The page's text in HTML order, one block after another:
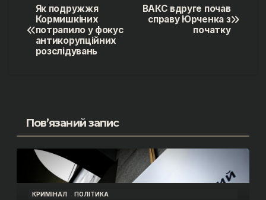
Навігація
записів
ВАКС вдруге почав
справу Юрченка з
початку
Як подружжя
Кормишкіних
потрапило у фокус
антикорупційних
розслідувань
Пов’язаний запис
КРИМІНАЛ ПОЛІТИКА